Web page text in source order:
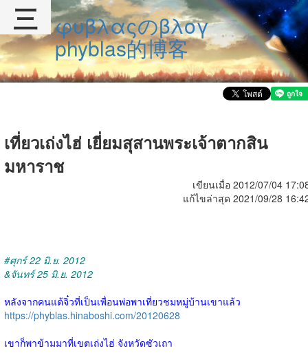
φυβλαςのβλογ
phyblas的博客
เที่ยวเถ่งไฮ่ เยี่ยมสุสานพระเจ้าตากสิน
มหาราช
เขียนเมื่อ 2012/07/04
แก้ไขล่าสุด 2021/09/28
#ศุกร์ 22 มิ.ย. 2012
&จันทร์ 25 มิ.ย. 2012
หลังจากคนแต้จิ๋วที่เป็นเพื่อนพ่อพาเที่ยวชมหมู่บ้านเขาแล้ว
https://phyblas.hinaboshi.com/20120628
เขาก็พาข้ามมาที่เขตเถ่งไฮ่ จังหวัดซัวเถา
三